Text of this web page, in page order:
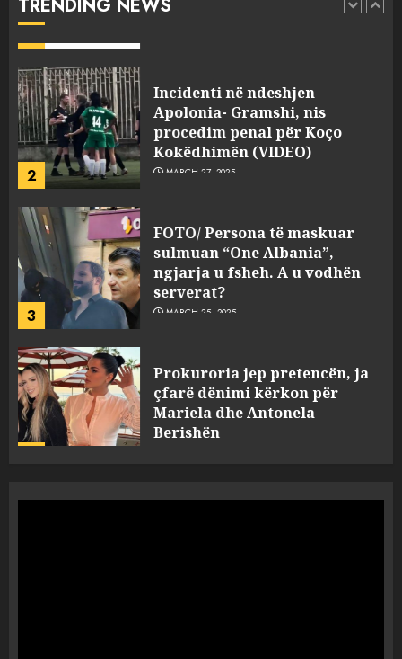
TRENDING NEWS
1
pasuri të pajustifikuar
2
Apolonia- Gramshi, nis
procedim penal për Koço
Kokëdhimën (VIDEO)
MARCH 27, 2025
sulmuan “One Albania”,
ngjarja u fsheh. A u vodhën
serverat?
MARCH 25, 2025
4
çfarë dënimi kërkon për
Mariela dhe Antonela
Berishën
MARCH 25, 2025